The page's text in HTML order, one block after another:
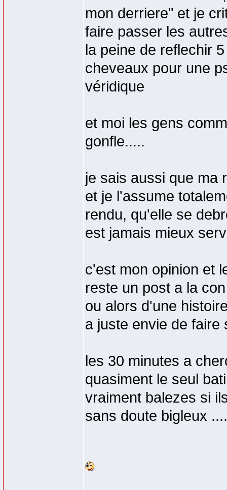
mon derriere" et je
faire passer les
la peine de reflechir
cheveaux pour une
véridique
et moi les gens
gonfle.....
je sais aussi que ma
et je l'assume
rendu, qu'elle se
est jamais mieux
c'est mon opinion et
reste un post a la
ou alors d'une
a juste envie de
les 30 minutes a
quasiment le seul
vraiment balezes si
sans doute bigleux